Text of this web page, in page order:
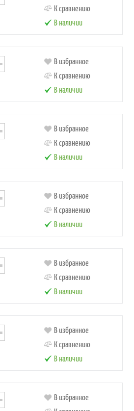
К сравнению
В наличии
В избранное
К сравнению
В наличии
В избранное
К сравнению
В наличии
В избранное
К сравнению
В наличии
В избранное
К сравнению
В наличии
В избранное
К сравнению
В наличии
В избранное